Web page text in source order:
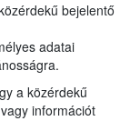
bejelentő
adatai
a közérdekű
információt